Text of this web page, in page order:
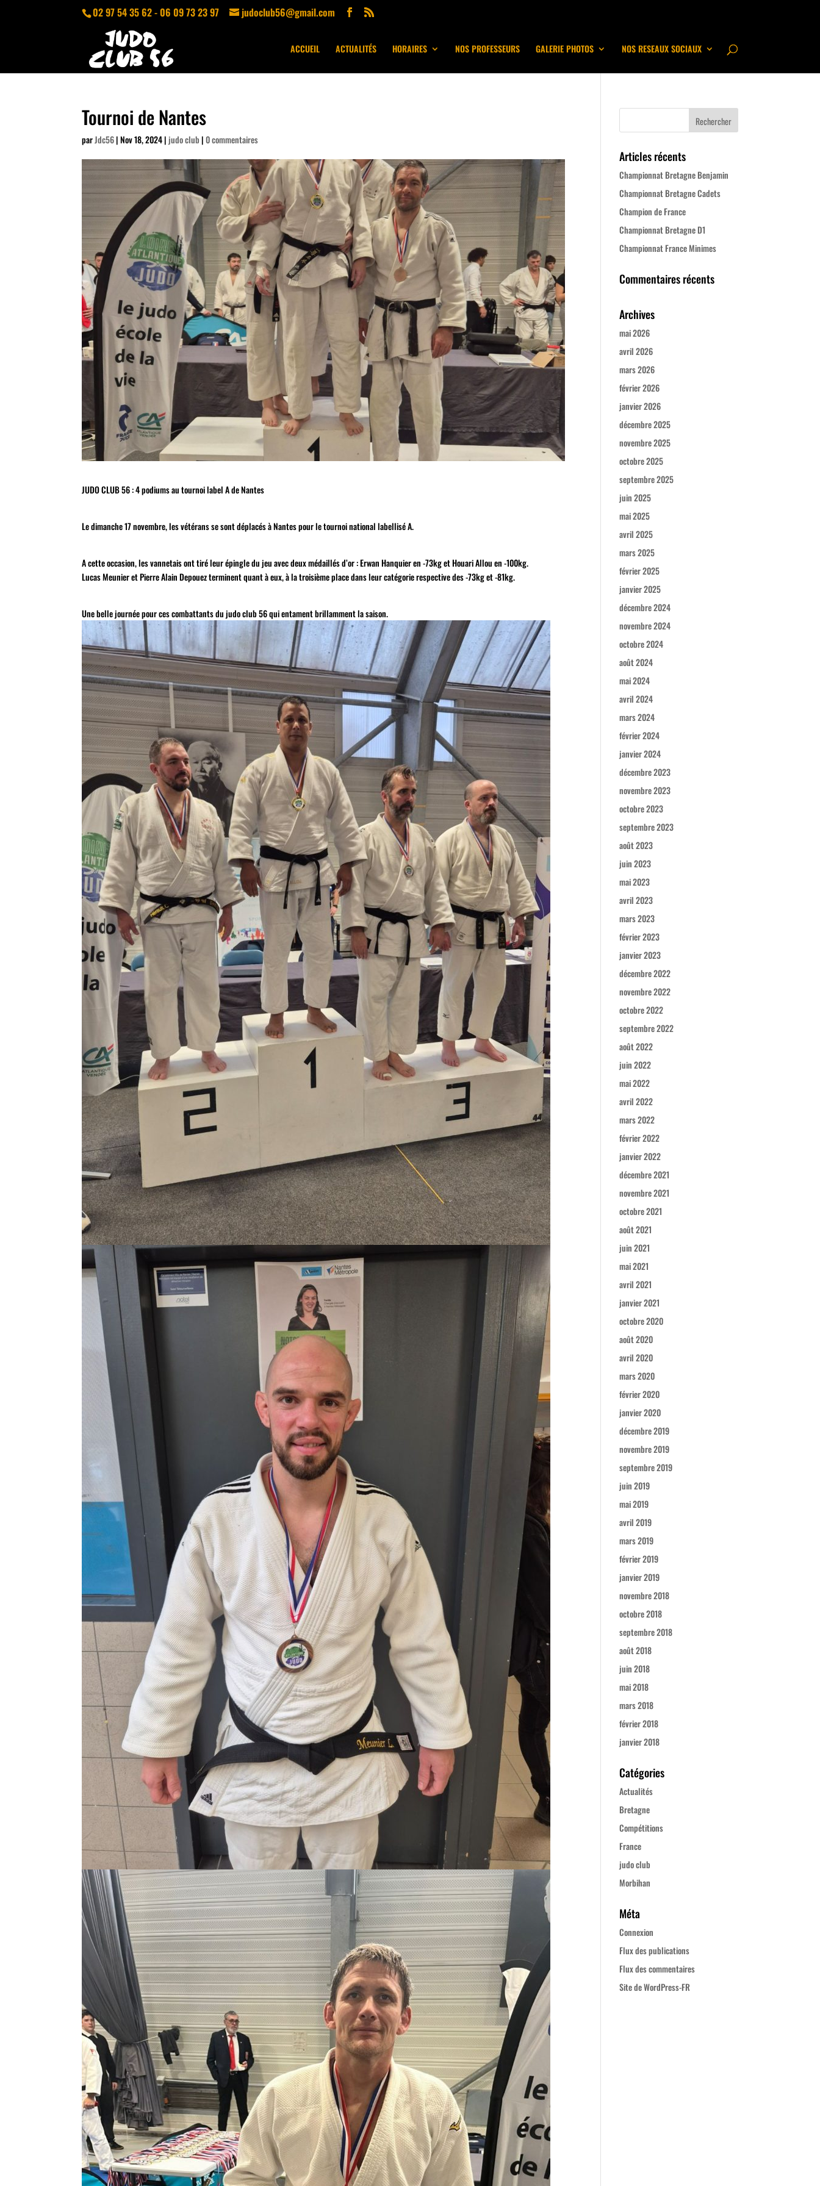
02 97 54 35 62 - 06 09 73 23 97 judoclub56@gmail.com
ACCUEIL ACTUALITÉS HORAIRES NOS PROFESSEURS GALERIE PHOTOS NOS RESEAUX SOCIAUX
Tournoi de Nantes
parJdc56|Nov 18, 2024| judo club |0 commentaires
JUDO CLUB 56 : 4 podiums au tournoi label A de Nantes
Le dimanche 17 novembre, les vétérans se sont déplacés à Nantes pour le tournoi national labellisé A.
A cette occasion, les vannetais ont tiré leur épingle du jeu avec deux médaillés d’or : Erwan Hanquier en -73kg et Houari Allou en -100kg.
Lucas Meunier et Pierre Alain Depouez terminent quant à eux, à la troisième place dans leur catégorie respective des -73kg et -81kg.
Une belle journée pour ces combattants du judo club 56 qui entament brillamment la saison.
Articles récents
Championnat Bretagne Benjamin
Championnat Bretagne Cadets
Champion de France
Championnat Bretagne D1
Championnat France Minimes
Commentaires récents
Archives
mai 2026
avril 2026
mars 2026
février 2026
janvier 2026
décembre 2025
novembre 2025
octobre 2025
septembre 2025
juin 2025
mai 2025
avril 2025
mars 2025
février 2025
janvier 2025
décembre 2024
novembre 2024
octobre 2024
août 2024
mai 2024
avril 2024
mars 2024
février 2024
janvier 2024
décembre 2023
novembre 2023
octobre 2023
septembre 2023
août 2023
juin 2023
mai 2023
avril 2023
mars 2023
février 2023
janvier 2023
décembre 2022
novembre 2022
octobre 2022
septembre 2022
août 2022
juin 2022
mai 2022
avril 2022
mars 2022
février 2022
janvier 2022
décembre 2021
novembre 2021
octobre 2021
août 2021
juin 2021
mai 2021
avril 2021
janvier 2021
octobre 2020
août 2020
avril 2020
mars 2020
février 2020
janvier 2020
décembre 2019
novembre 2019
septembre 2019
juin 2019
mai 2019
avril 2019
mars 2019
février 2019
janvier 2019
novembre 2018
octobre 2018
septembre 2018
août 2018
juin 2018
mai 2018
mars 2018
février 2018
janvier 2018
Catégories
Actualités
Bretagne
Compétitions
France
judo club
Morbihan
Méta
Connexion
Flux des publications
Flux des commentaires
Site de WordPress-FR